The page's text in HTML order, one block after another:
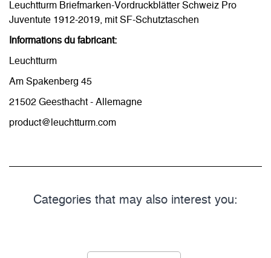
Leuchtturm Briefmarken-Vordruckblätter Schweiz Pro
Juventute 1912-2019, mit SF-Schutztaschen
Informations du fabricant:
Leuchtturm
Am Spakenberg 45
21502 Geesthacht - Allemagne
product@leuchtturm.com
Categories that may also interest you: